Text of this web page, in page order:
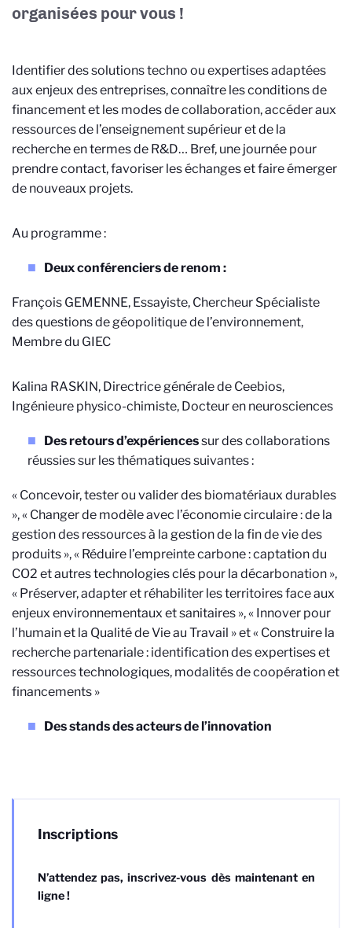
organisées pour vous !
Identifier des solutions techno ou expertises adaptées
aux enjeux des entreprises, connaître les conditions de
financement et les modes de collaboration, accéder aux
ressources de l’enseignement supérieur et de la
recherche en termes de R&D… Bref, une journée pour
prendre contact, favoriser les échanges et faire émerger
de nouveaux projets.
Au programme :
Deux conférenciers de renom :
François GEMENNE, Essayiste, Chercheur Spécialiste
des questions de géopolitique de l’environnement,
Membre du GIEC
Kalina RASKIN, Directrice générale de Ceebios,
Ingénieure physico-chimiste, Docteur en neurosciences
Des retours d’expériencessur des collaborations
réussies sur les thématiques suivantes :
« Concevoir, tester ou valider des biomatériaux durables
», « Changer de modèle avec l’économie circulaire : de la
gestion des ressources à la gestion de la fin de vie des
produits », « Réduire l’empreinte carbone : captation du
CO2 et autres technologies clés pour la décarbonation »,
« Préserver, adapter et réhabiliter les territoires face aux
enjeux environnementaux et sanitaires », « Innover pour
l’humain et la Qualité de Vie au Travail » et « Construire la
recherche partenariale : identification des expertises et
ressources technologiques, modalités de coopération et
financements »
Des stands des acteurs de l’innovation
Inscriptions
N’attendez pas, inscrivez-vous dès maintenant en
ligne !